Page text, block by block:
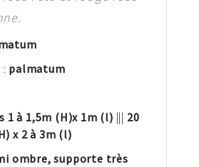
atum
palmatum
1 à 1,5m (H)x 1m (l) ||| 20
x 2 à 3m (l)
ombre, supporte très